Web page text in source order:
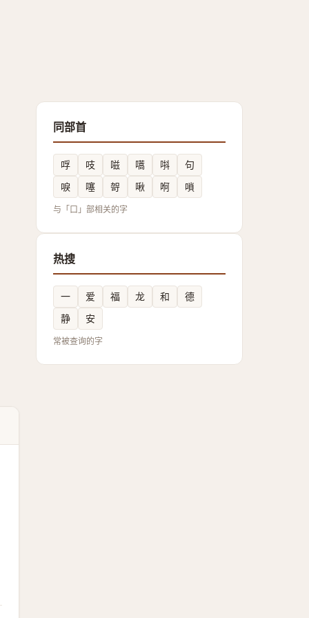
同部首
哹 吱 嗞 嚆 唞
句
唳
噻 哿 啾 哬 嗩
与「口」部相关的字
热搜
一 爱 福 龙 和
德
静
安
常被查询的字